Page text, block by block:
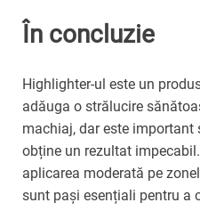
În concluzie
Highlighter-ul este un
adăuga o strălucire
machiaj, dar este important
obține un rezultat
aplicarea moderată pe
sunt pași esențiali pentru a